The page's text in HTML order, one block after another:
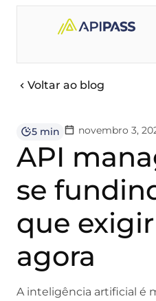
Voltar ao blog
5 min novembro 3,
API
se
que
agora
A inteligência artificial é